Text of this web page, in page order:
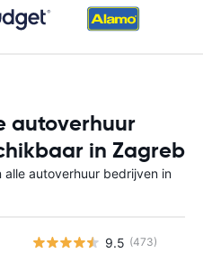
autoverhuur
in Zagreb
autoverhuur bedrijven in
9.5 (473)